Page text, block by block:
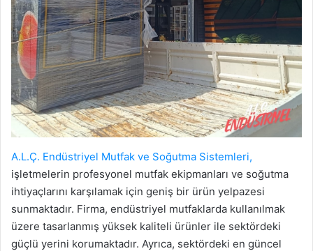
A.L.Ç. Endüstriyel Mutfak ve Soğutma Sistemleri,
işletmelerin profesyonel mutfak ekipmanları ve soğutma
ihtiyaçlarını karşılamak için geniş bir ürün yelpazesi
sunmaktadır. Firma, endüstriyel mutfaklarda kullanılmak
üzere tasarlanmış yüksek kaliteli ürünler ile sektördeki
güçlü yerini korumaktadır. Ayrıca, sektördeki en güncel